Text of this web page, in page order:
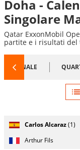
Doha -
Singolare
Qatar ExxonMobil
partite e i risultati del
1/8 FINALE
Nazionalità
Giocatore
(posizione
serie)
Carlos Alcaraz(1)
Arthur Fils